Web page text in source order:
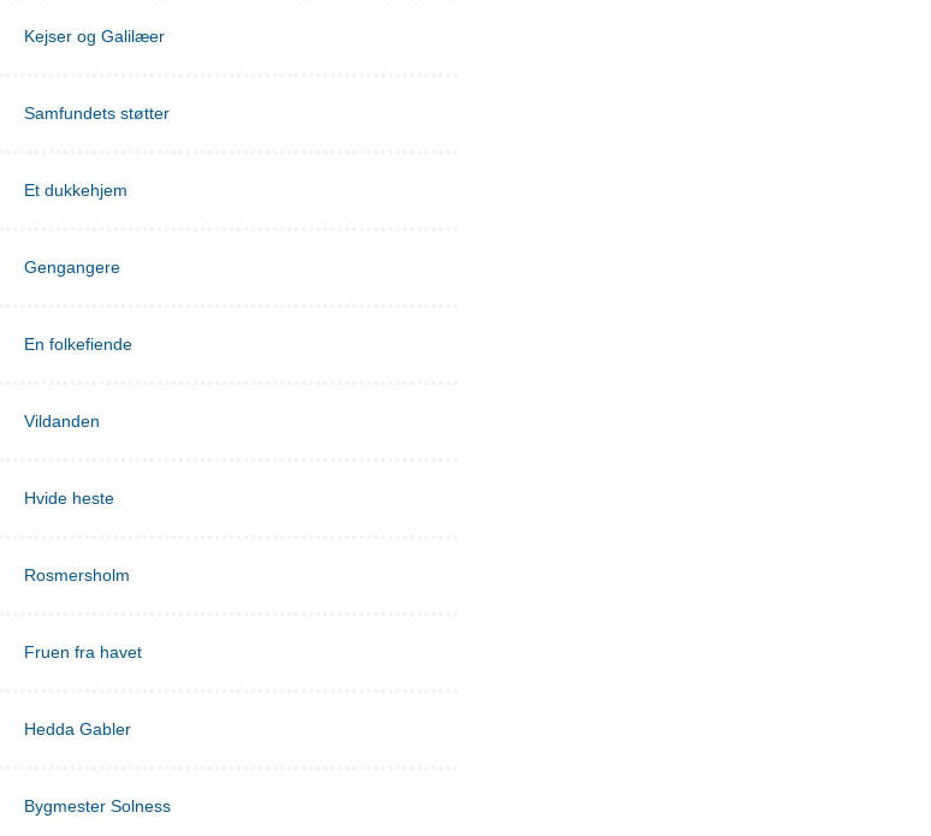
Kejser og Galilæer
Samfundets støtter
Et dukkehjem
Gengangere
En folkefiende
Vildanden
Hvide heste
Rosmersholm
Fruen fra havet
Hedda Gabler
Bygmester Solness